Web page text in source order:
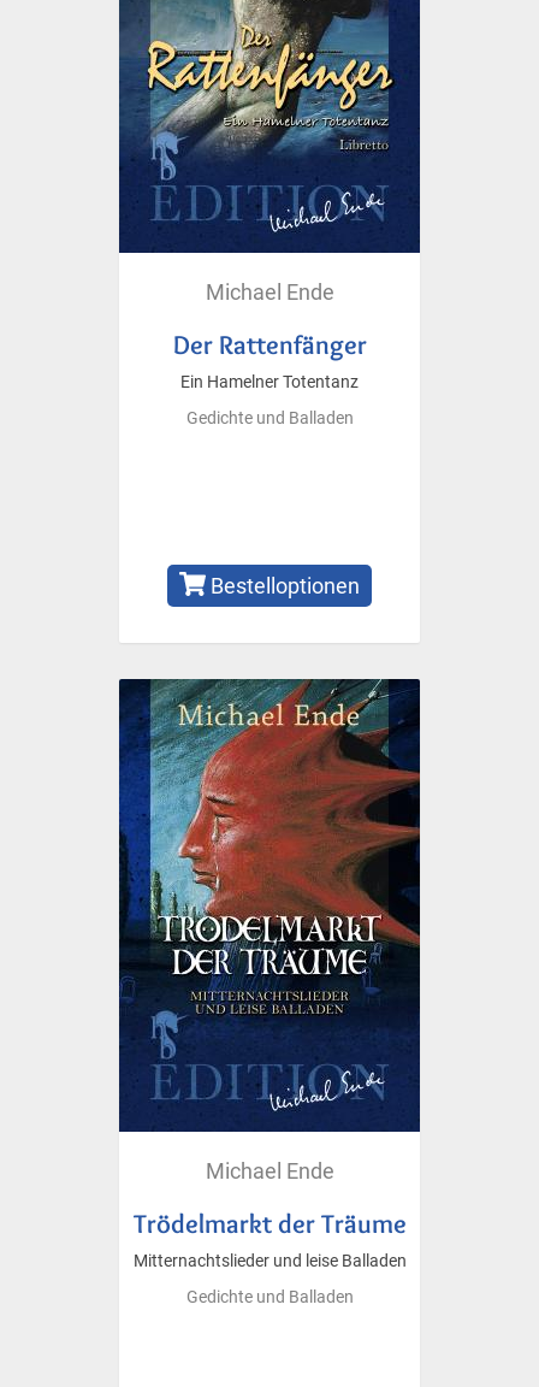
Michael Ende
Der Rattenfänger
Ein Hamelner Totentanz
Gedichte und Balladen
Bestelloptionen
Michael Ende
Trödelmarkt der Träume
Mitternachtslieder und leise Balladen
Gedichte und Balladen